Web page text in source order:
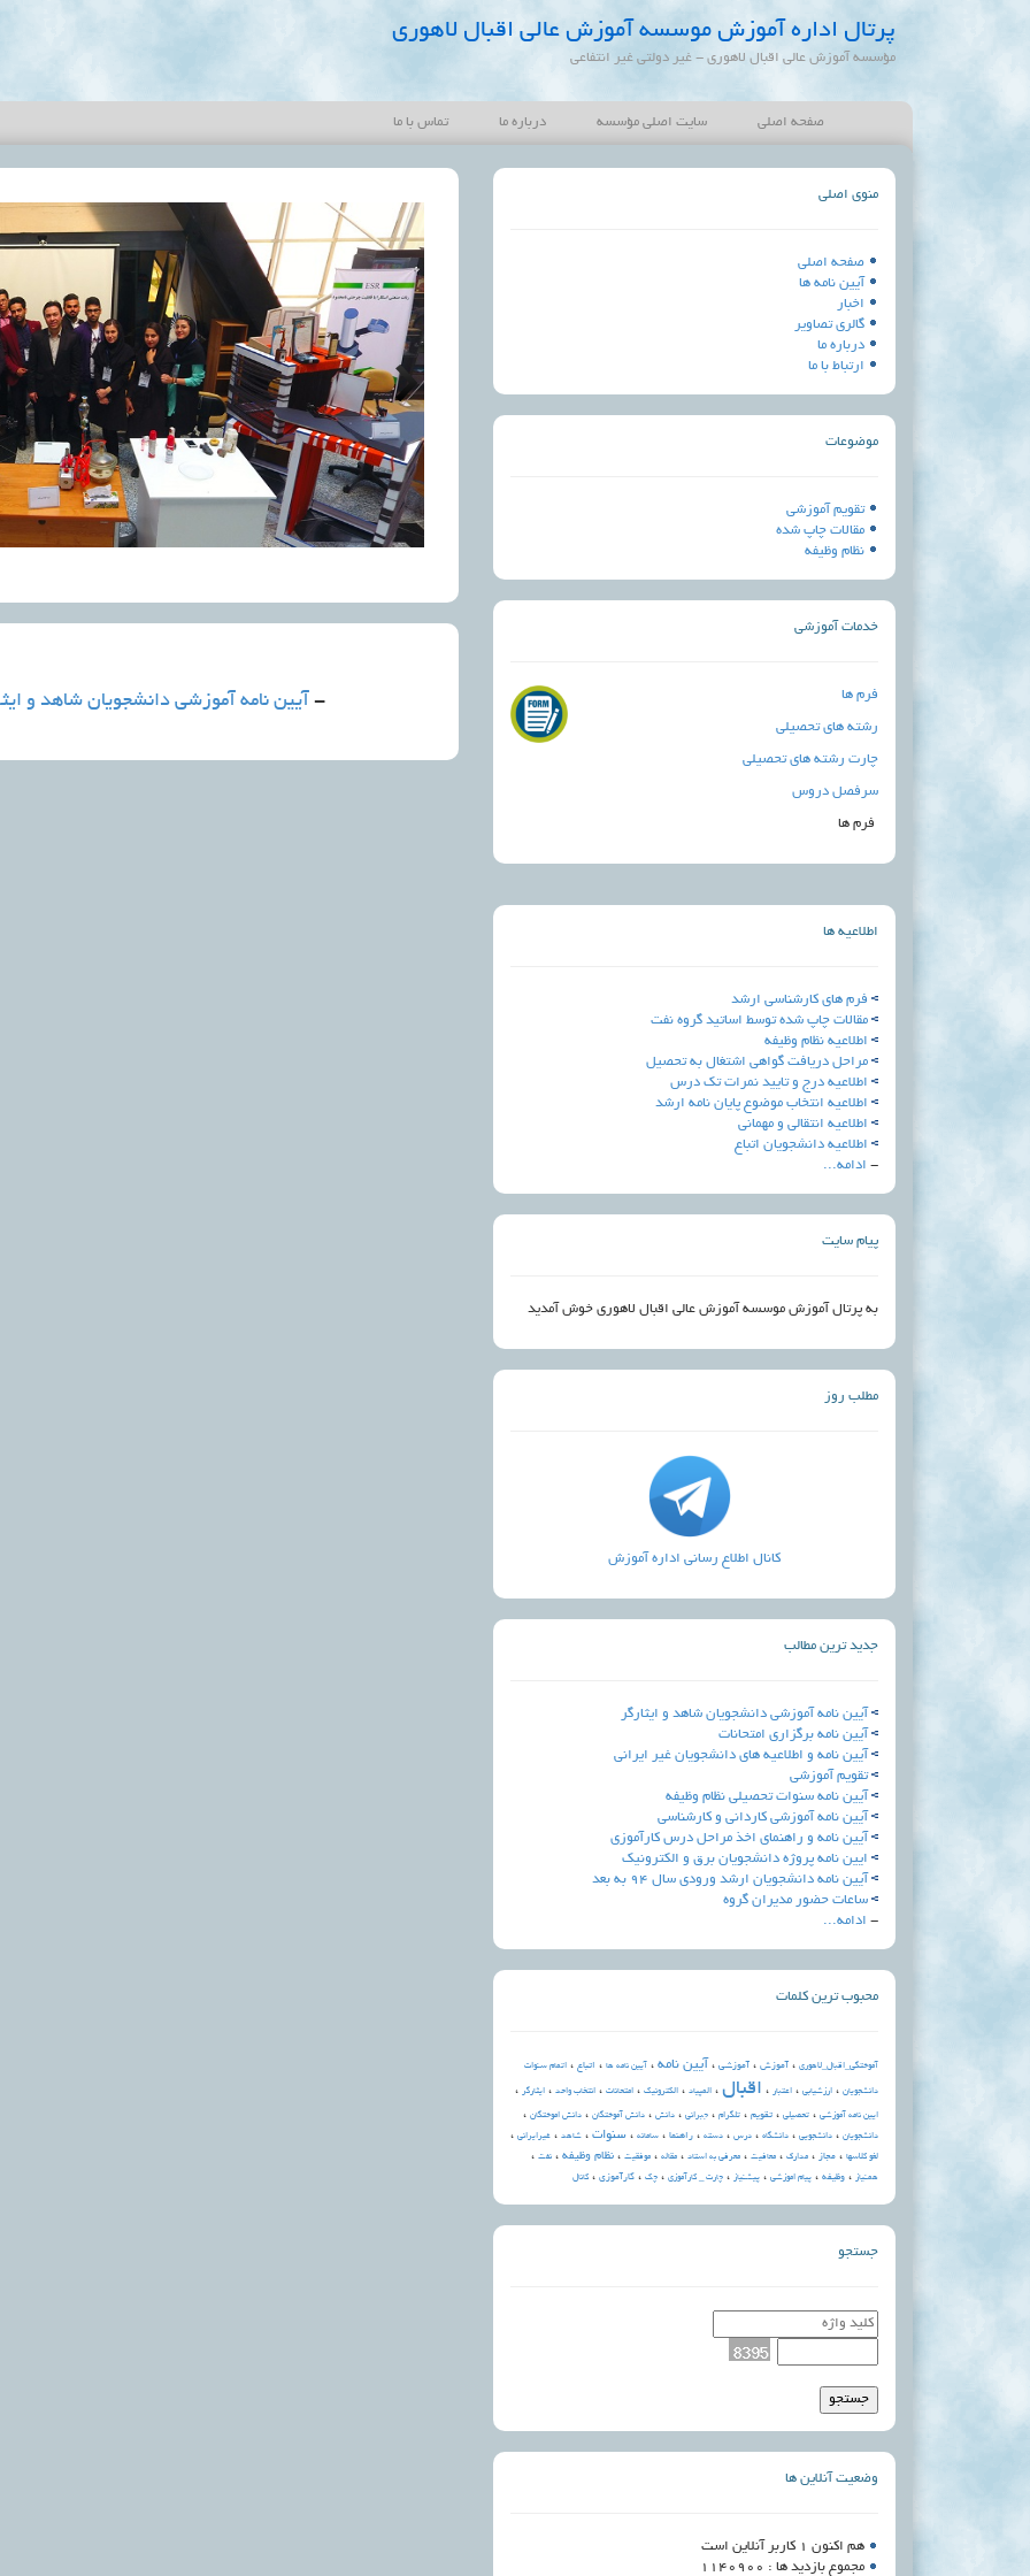
پرتال اداره آموزش موسسه آموزش عالی اقبال لاهوری
مؤسسه آموزش عالی اقبال لاهوری - غیر دولتی غیر انتفاعی
صفحه اصلی سایت اصلی مؤسسه درباره ما تماس با ما
منوی اصلی
صفحه اصلی
آیین نامه ها
اخبار
گالری تصاویر
درباره ما
ارتباط با ما
موضوعات
تقویم آموزشی
مقالات چاپ شده
نظام وظیفه
خدمات آموزشی
فرم ها
رشته های تحصیلی
چارت رشته های تحصیلی
سرفصل دروس
فرم ها
اطلاعیه ها
فرم های کارشناسی ارشد
مقالات چاپ شده توسط اساتید گروه نفت
اطلاعیه نظام وظیفه
مراحل دریافت گواهی اشتغال به تحصیل
اطلاعیه درج و تایید نمرات تک درس
اطلاعيه انتخاب موضوع پايان نامه ارشد
اطلاعيه انتقالي و مهماني
اطلاعیه دانشجویان اتباع
- ادامه...
پیام سایت
به پرتال آموزش موسسه آموزش عالی اقبال لاهوری خوش آمدید
مطلب روز
کانال اطلاع رسانی اداره آموزش
جدید ترین مطالب
آیین نامه آموزشی دانشجویان شاهد و ایثارگر
آيين نامه برگزاري امتحانات
آیین نامه و اطلاعیه های دانشجویان غیر ایرانی
تقویم آموزشی
آیین نامه سنوات تحصیلی نظام وظیفه
آیین نامه آموزشی کاردانی و کارشناسی
آیین نامه و راهنمای اخذ مراحل درس کارآموزی
ایین نامه پروژه دانشجویان برق و الکترونیک
آیین نامه دانشجویان ارشد ورودی سال 94 به بعد
ساعات حضور مدیران گروه
- ادامه...
محبوب ترین کلمات
آموختگی_اقبال_لاهوری ، آموزش ، آموزشی ، آیین نامه ، آیین نامه ها ، اتباع ، اتمام سنوات
دانشجویان ، ارزشیابی ، اعتبار ، اقبال ، المپیاد ، الکترونيک ، امتحانات ، انتخاب واحد ، ایثارگر ،
ایین نامه آموزشی ، تحصیلی ، تقویم ، تلگرام ، جبرانی ، دانش ، دانش آموختگان ، دانش اموختگان ،
دانشجویان ، دانشجویی ، دانشگاه ، درس ، دسته ، راهنما ، سامانه ، سنوات ، شاهد ، غیرایرانی ،
لغو کلاسها ، مجاز ، مدارک ، معافیت ، معرفی به استاد ، مقاله ، موفقیت ، نظام وظیفه ، نفت ،
همنیاز ، وظیفه ، پیام اموزشی ، پیشنیاز ، چارت _ کارآموزی ، چک ، کارآموزی ، کانال
جستجو
وضعیت آنلاین ها
هم اکنون 1 کاربر آنلاین است
مجموع بازدید ها : 1140900
- آیین نامه آموزشی دانشجویان شاهد و